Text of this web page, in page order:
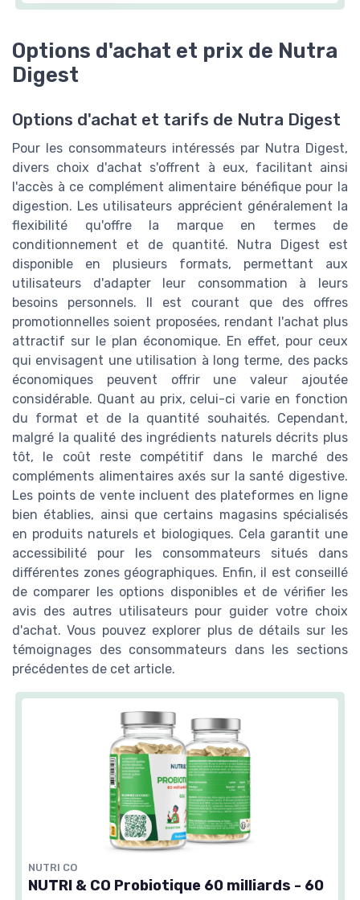
Options d'achat et prix de Nutra
Digest
Options d'achat et tarifs de Nutra Digest
Pour les consommateurs intéressés par Nutra Digest,
divers choix d'achat s'offrent à eux, facilitant ainsi
l'accès à ce complément alimentaire bénéfique pour la
digestion. Les utilisateurs apprécient généralement la
flexibilité qu'offre la marque en termes de
conditionnement et de quantité. Nutra Digest est
disponible en plusieurs formats, permettant aux
utilisateurs d'adapter leur consommation à leurs
besoins personnels. Il est courant que des offres
promotionnelles soient proposées, rendant l'achat plus
attractif sur le plan économique. En effet, pour ceux
qui envisagent une utilisation à long terme, des packs
économiques peuvent offrir une valeur ajoutée
considérable. Quant au prix, celui-ci varie en fonction
du format et de la quantité souhaités. Cependant,
malgré la qualité des ingrédients naturels décrits plus
tôt, le coût reste compétitif dans le marché des
compléments alimentaires axés sur la santé digestive.
Les points de vente incluent des plateformes en ligne
bien établies, ainsi que certains magasins spécialisés
en produits naturels et biologiques. Cela garantit une
accessibilité pour les consommateurs situés dans
différentes zones géographiques. Enfin, il est conseillé
de comparer les options disponibles et de vérifier les
avis des autres utilisateurs pour guider votre choix
d'achat. Vous pouvez explorer plus de détails sur les
témoignages des consommateurs dans les sections
précédentes de cet article.
NUTRI CO
NUTRI & CO Probiotique 60 milliards - 60